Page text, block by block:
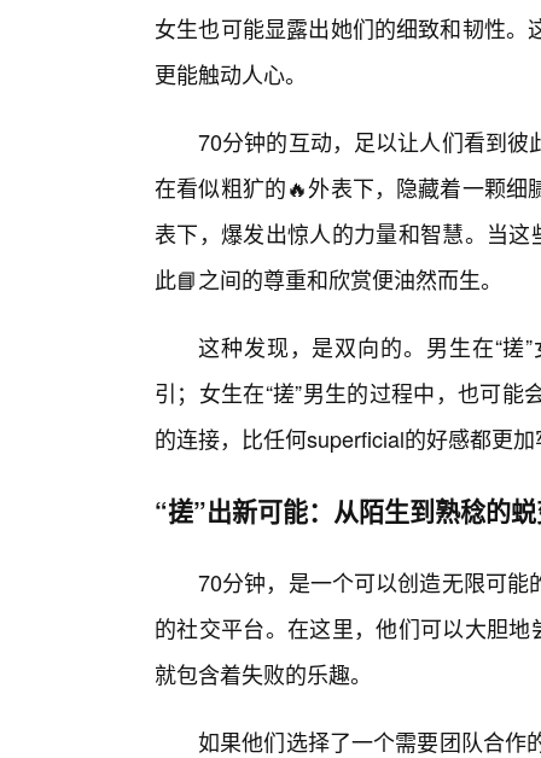
女生也可能显露出她们的细致和韧性
更能触动人心。
70分钟的互动，足以让人们看到
在看似粗犷的🔥外表下，隐藏着一颗
表下，爆发出惊人的力量和智慧。当
此📘之间的尊重和欣赏便油然而生。
这种发现，是双向的。男生在“搓
引；女生在“搓”男生的过程中，也可
的连接，比任何superficial的好感都更
“搓”出新可能：从陌生到熟稔的
70分钟，是一个可以创造无限可
的社交平台。在这里，他们可以大胆
就包含着失败的乐趣。
如果他们选择了一个需要团队合作